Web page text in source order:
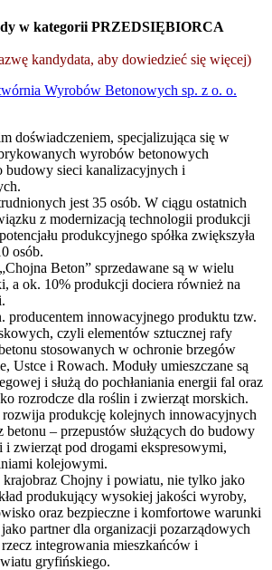
w kategorii PRZEDSIĘBIORCA
kandydata, aby dowiedzieć się więcej)
Wyrobów Betonowych sp. z o. o.
doświadczeniem, specjalizująca się w
wyrobów betonowych
budowy sieci kanalizacyjnych i
jest 35 osób. W ciągu ostatnich
z modernizacją technologii produkcji
produkcyjnego spółka zwiększyła
osób.
Beton” sprzedawane są w wielu
a ok. 10% produkcji dociera również na
producentem innowacyjnego produktu tzw.
czyli elementów sztucznej rafy
stosowanych w ochronie brzegów
Ustce i Rowach. Moduły umieszczane są
i służą do pochłaniania energii fal oraz
rozrodcze dla roślin i zwierząt morskich.
rozwija produkcję kolejnych innowacyjnych
betonu – przepustów służących do budowy
i zwierząt pod drogami ekspresowymi,
kolejowymi.
krajobraz Chojny i powiatu, nie tylko jako
produkujący wysokiej jakości wyroby,
oraz bezpieczne i komfortowe warunki
partner dla organizacji pozarządowych
rzecz integrowania mieszkańców i
gryfińskiego.